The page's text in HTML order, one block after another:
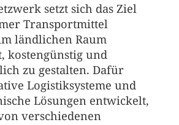
setzt sich das Ziel
Transportmittel
ländlichen Raum
kostengünstig und
zu gestalten. Dafür
Logistiksysteme und
Lösungen entwickelt,
verschiedenen